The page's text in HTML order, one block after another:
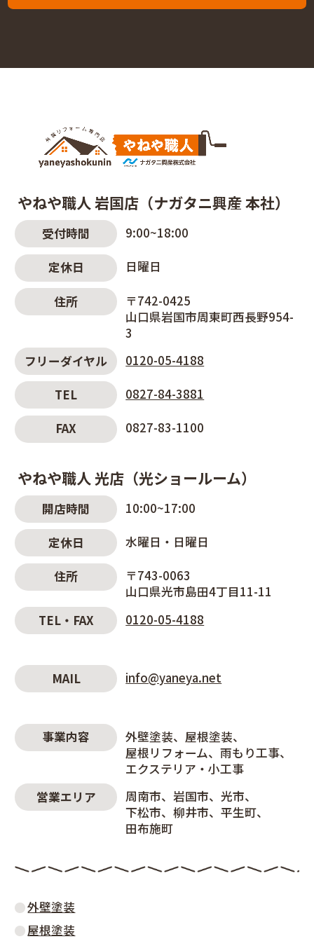
やねや職人 岩国店（ナガタニ興産 本社）
受付時間 9:00~18:00
定休日 日曜日
住所
〒742-0425
山口県岩国市周東町西長野954-
3
フリーダイヤル
0120-05-4188
TEL 0827-84-3881
FAX 0827-83-1100
やねや職人 光店（光ショールーム）
開店時間 10:00~17:00
定休日 水曜日・日曜日
住所
〒743-0063
山口県光市島田4丁目11-11
TEL・FAX
0120-05-4188
MAIL info@yaneya.net
事業内容 外壁塗装
屋根塗装
屋根リフォーム
雨もり工事
エクステリア・小工事
営業エリア
周南市 岩国市
光市
下松市
柳井市
平生町
田布施町
外壁塗装
屋根塗装